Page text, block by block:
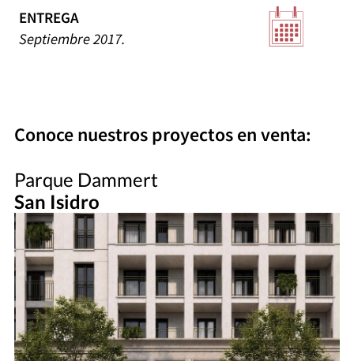
ENTREGA
Septiembre 2017.
Conoce nuestros proyectos en venta:
Parque Dammert
San Isidro